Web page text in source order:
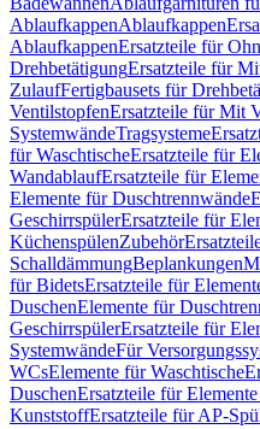
AblaufkappenAblaufkappen
AblaufkappenErsatzteile für
DrehbetätigungErsatzteile für
ZulaufFertigbausets für
VentilstopfenErsatzteile für Mit
SystemwändeTragsysteme
für WaschtischeErsatzteile für
WandablaufErsatzteile für
Elemente für Duschtrennwände
GeschirrspülerErsatzteile für
KüchenspülenZubehör
SchalldämmungBeplankungen
für BidetsErsatzteile für
DuschenElemente für
GeschirrspülerErsatzteile für
SystemwändeFür
WCsElemente für Waschtische
DuschenErsatzteile für
KunststoffErsatzteile für AP-